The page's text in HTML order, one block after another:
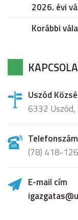
2026. évi
Korábbi
Uszód
6332 Uszód,
Telefonszám
(78) 418-126
E-mail cím